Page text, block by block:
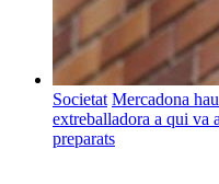
Societat Mercadona
extreballadora a qui va
preparats